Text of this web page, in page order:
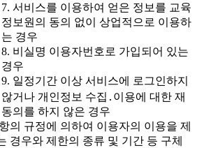
7. 서비스를 이용하여 얻은 정보를 교육
정보원의 동의 없이 상업적으로 이용하
는 경우
8. 비실명 이용자번호로 가입되어 있는
경우
9. 일정기간 이상 서비스에 로그인하지
않거나 개인정보 수집․이용에 대한 재
동의를 하지 않은 경우
의 규정에 의하여 이용자의 이용을 제
경우와 제한의 종류 및 기간 등 구체